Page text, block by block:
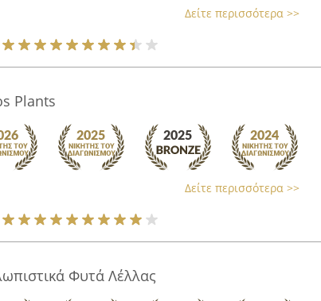
Δείτε περισσότερα >>
Plants
Δείτε περισσότερα >>
Φυτά Λέλλας